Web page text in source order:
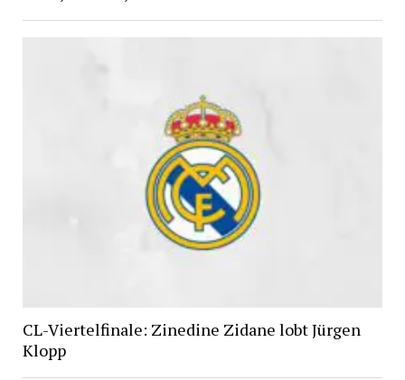
CL-Viertelfinale: Zinedine Zidane lobt Jürgen
Klopp